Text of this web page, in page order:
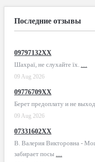
Последние отзывы
09797132XX
Шахраї, не слухайте їх. …
09 Aug 2026
09776709XX
Берет предоплату и не
09 Aug 2026
07331602XX
В. Валерия Викторовна -
забирает посы …